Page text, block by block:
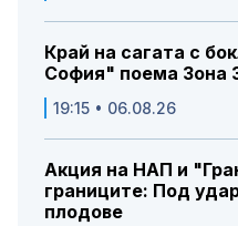
Край на сагата с
София" поема Зона
19:15 • 06.08.26
Акция на НАП и
границите: Под
плодове